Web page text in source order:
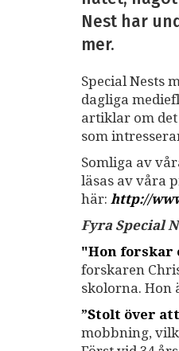
Nest har
mer.
Special Nests
dagliga
artiklar om
som
Somliga av
läsas av våra
här: http://
Fyra Special
"Hon forskar
forskaren
skolorna. Hon
”Stolt över
mobbning,